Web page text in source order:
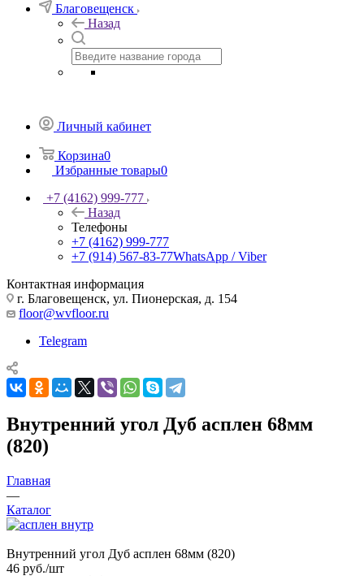
Благовещенск
Назад
Личный кабинет
Корзина0
Избранные товары0
+7 (4162) 999-777
Назад
Телефоны
+7 (4162) 999-777
+7 (914) 567-83-77WhatsApp / Viber
Контактная информация
г. Благовещенск, ул. Пионерская, д. 154
floor@wvfloor.ru
Telegram
Внутренний угол Дуб асплен 68мм
(820)
Главная
—
Каталог
Внутренний угол Дуб асплен 68мм (820)
46 руб./шт